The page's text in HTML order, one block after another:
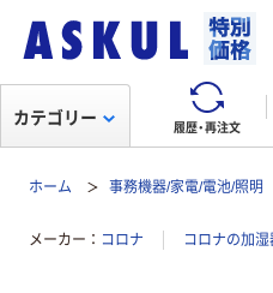
履歴・再注文
カテゴリー
ホーム 事務機器/家電/電池/照明
メーカー コロナ コロナの加